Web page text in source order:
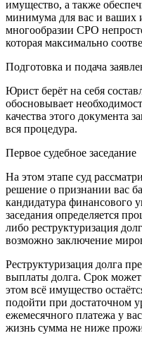
имущество, а также
минимума для вас и ваших
многообразии СРО
которая максимально
Подготовка и подача
Юрист берёт на себя
обосновывает
качества этого документа
вся процедура.
Первое судебное заседание
На этом этапе суд
решение о признании вас
кандидатура финансового
заседания определяется
либо реструктуризация
возможно заключение
Реструктуризация долга
выплаты долга. Срок
этом всё имущество
подойти при достаточном
ежемесячного платежа у
жизнь сумма не ниже